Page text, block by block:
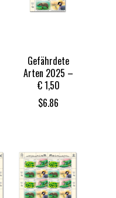
Gefährdete
Arten 2025 –
€ 1,50
$6.86